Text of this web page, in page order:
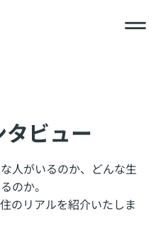
ビュー
人がいるのか、どんな生
のか。
のリアルを紹介いたしま